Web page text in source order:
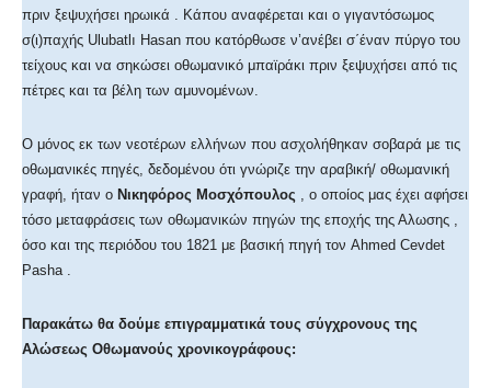
πριν ξεψυχήσει ηρωικά . Κάπου αναφέρεται και ο γιγαντόσωμος
σ(ι)παχής Ulubatlı Hasan που κατόρθωσε ν’ανέβει σ΄έναν πύργο του
τείχους και να σηκώσει οθωμανικό μπαϊράκι πριν ξεψυχήσει από τις
πέτρες και τα βέλη των αμυνομένων.
Ο μόνος εκ των νεοτέρων ελλήνων που ασχολήθηκαν σοβαρά με τις
οθωμανικές πηγές, δεδομένου ότι γνώριζε την αραβική/ οθωμανική
γραφή, ήταν ο Νικηφόρος Μοσχόπουλος , ο οποίος μας έχει αφήσει
τόσο μεταφράσεις των οθωμανικών πηγών της εποχής της Αλωσης ,
όσο και της περιόδου του 1821 με βασική πηγή τον Ahmed Cevdet
Pasha .
Παρακάτω θα δούμε επιγραμματικά τους σύγχρονους της
Αλώσεως Οθωμανούς χρονικογράφους: